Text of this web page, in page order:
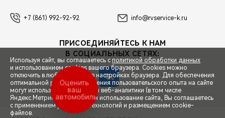
СПЕЦПРЕДЛОЖЕНИЯ
+7 (861) 992-92-92 info@rvservice-k.ru
ПРИСОЕДИНЯЙТЕСЬ К НАМ
В СОЦИАЛЬНЫХ СЕТЯХ:
Используя сайт, вы соглашаетесь с политикой обработки данных
и использованием cookies вашего браузера. Cookies можно
отключить в любой момент в настройках браузера. Для обеспечения
оптимальной работы и улучшения пользовательского опыта на сайте
могут использоваться системы веб-аналитики (в том числе
Яндекс.Метрика). Продолжая использование сайта, Вы соглашаетесь
с применением указанных технологий и размещением cookie-
файлов.
Оценить
ваш
автомобиль